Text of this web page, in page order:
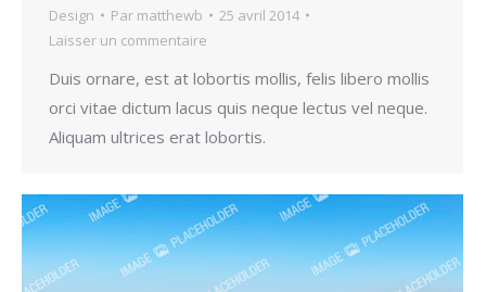
Design Par matthewb
25 avril 2014
Laisser un commentaire
Duis ornare, est at lobortis mollis, felis libero mollis
orci vitae dictum lacus quis neque lectus vel neque.
Aliquam ultrices erat lobortis.